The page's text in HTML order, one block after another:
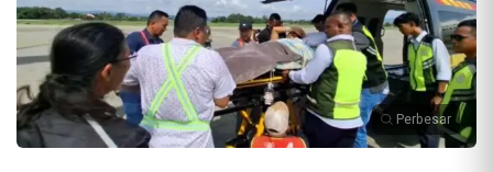
Perbesar